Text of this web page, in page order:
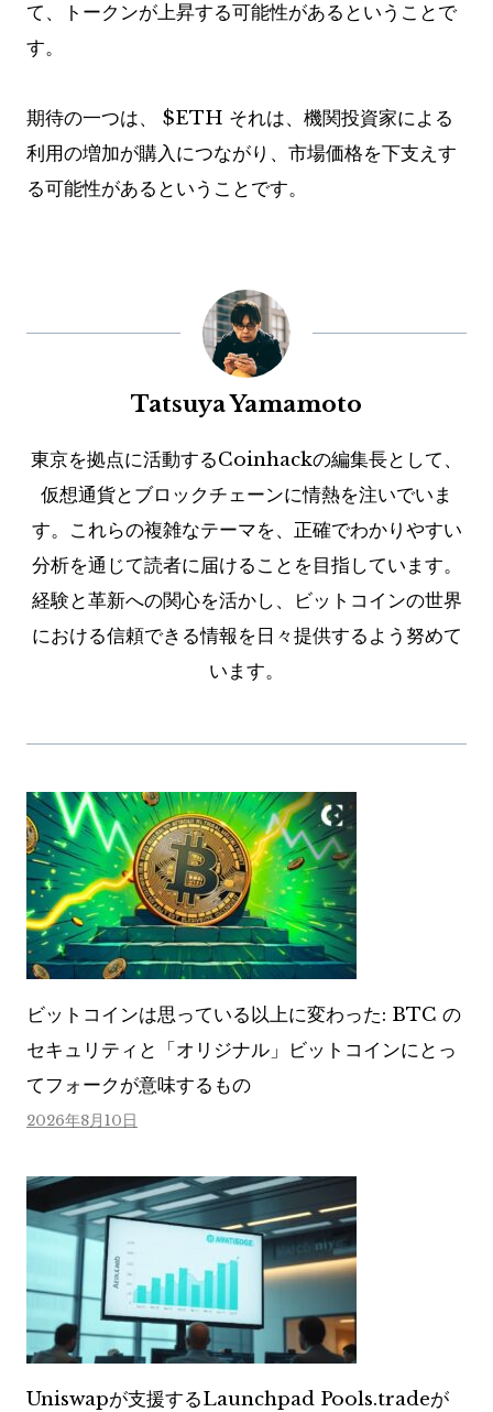
て、トークンが上昇する可能性があるということで
す。
期待の一つは、 $ETH それは、機関投資家による
利用の増加が購入につながり、市場価格を下支えす
る可能性があるということです。
Tatsuya Yamamoto
東京を拠点に活動するCoinhackの編集長として、
仮想通貨とブロックチェーンに情熱を注いでいま
す。これらの複雑なテーマを、正確でわかりやすい
分析を通じて読者に届けることを目指しています。
経験と革新への関心を活かし、ビットコインの世界
における信頼できる情報を日々提供するよう努めて
います。
ビットコインは思っている以上に変わった: BTC の
セキュリティと「オリジナル」ビットコインにとっ
てフォークが意味するもの
2026年8月10日
Uniswapが支援するLaunchpad Pools.tradeが